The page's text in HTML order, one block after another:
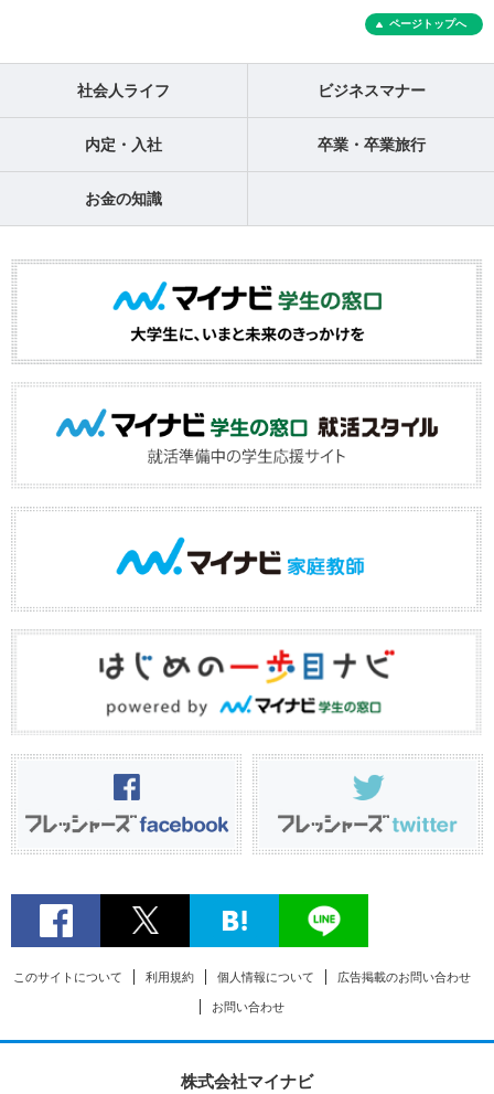
ページトップへ
社会人ライフ ビジネスマナー
内定・入社 卒業・卒業旅行
お金の知識
このサイトについて 利用規約 個人情報について 広告掲載のお問い合わせ
お問い合わせ
株式会社マイナビ